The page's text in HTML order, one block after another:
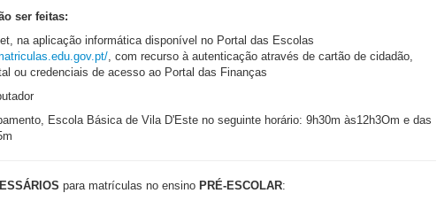
ser feitas:
na aplicação informática disponível no Portal das Escolas
, com recurso à autenticação através de cartão de cidadão,
ou credenciais de acesso ao Portal das Finanças
Escola Básica de Vila D'Este no seguinte horário: 9h30m às12h3Om e das
para matrículas no ensino PRÉ-ESCOLAR: